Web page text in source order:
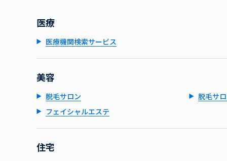
医療
医療機関検索サービス
美容
脱毛サロン
脱毛サ
フェイシャルエステ
住宅